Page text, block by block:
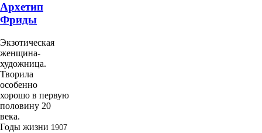
Архетип
Фриды
Экзотическая
женщина-
художница.
Творила
особенно
хорошо в первую
половину 20
века.
Годы жизни 1907